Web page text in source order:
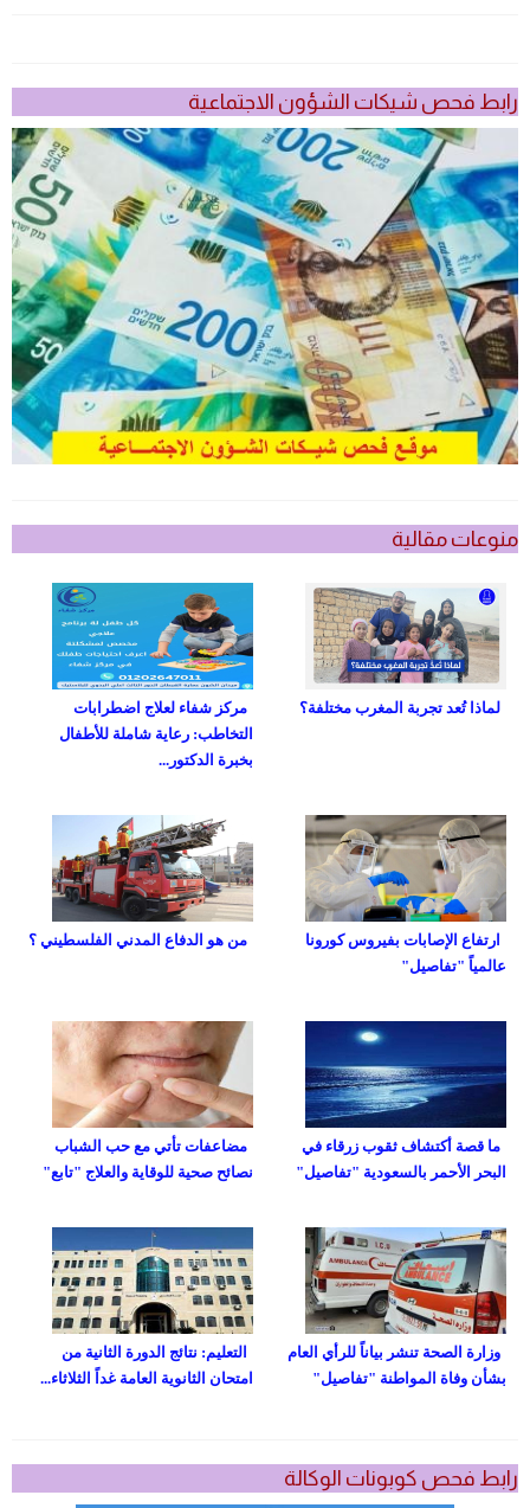
رابط فحص شيكات الشؤون الاجتماعية
منوعات مقالية
مركز شفاء لعلاج اضطرابات
التخاطب: رعاية شاملة للأطفال
بخبرة الدكتور...
لماذا تُعد تجربة المغرب مختلفة؟
من هو الدفاع المدني الفلسطيني ؟
ارتفاع الإصابات بفيروس كورونا
عالمياً "تفاصيل"
مضاعفات تأتي مع حب الشباب
نصائح صحية للوقاية والعلاج "تابع"
ما قصة أكتشاف ثقوب زرقاء في
البحر الأحمر بالسعودية "تفاصيل"
التعليم: نتائج الدورة الثانية من
امتحان الثانوية العامة غداً الثلاثاء...
وزارة الصحة تنشر بياناً للرأي العام
بشأن وفاة المواطنة "تفاصيل"
رابط فحص كوبونات الوكالة